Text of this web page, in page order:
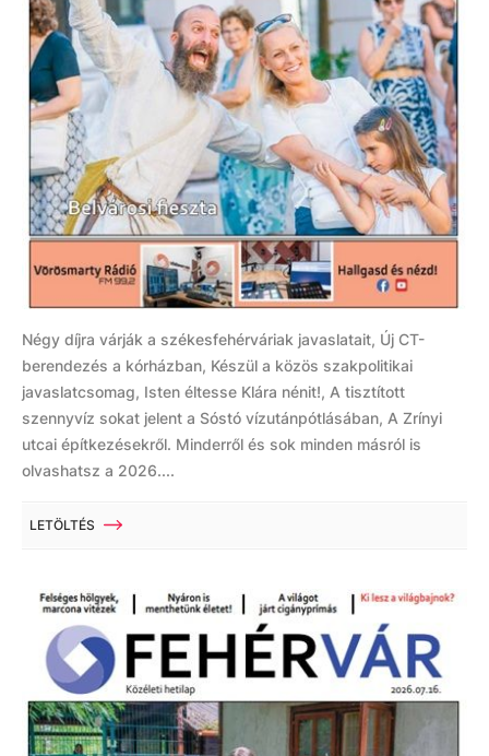
Négy díjra várják a székesfehérváriak javaslatait, Új CT-
berendezés a kórházban, Készül a közös szakpolitikai
javaslatcsomag, Isten éltesse Klára nénit!, A tisztított
szennyvíz sokat jelent a Sóstó vízutánpótlásában, A Zrínyi
utcai építkezésekről. Minderről és sok minden másról is
olvashatsz a 2026....
LETÖLTÉS